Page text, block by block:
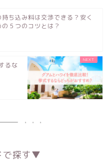
ち込み料は交渉できる？安く
５つのコツとは？
るな
で探す▼